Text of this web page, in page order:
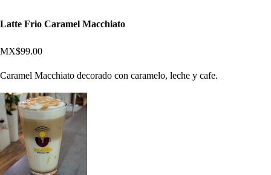
Latte Frio Caramel Macchiato
MX$99.00
Caramel Macchiato decorado con caramelo, leche y cafe.